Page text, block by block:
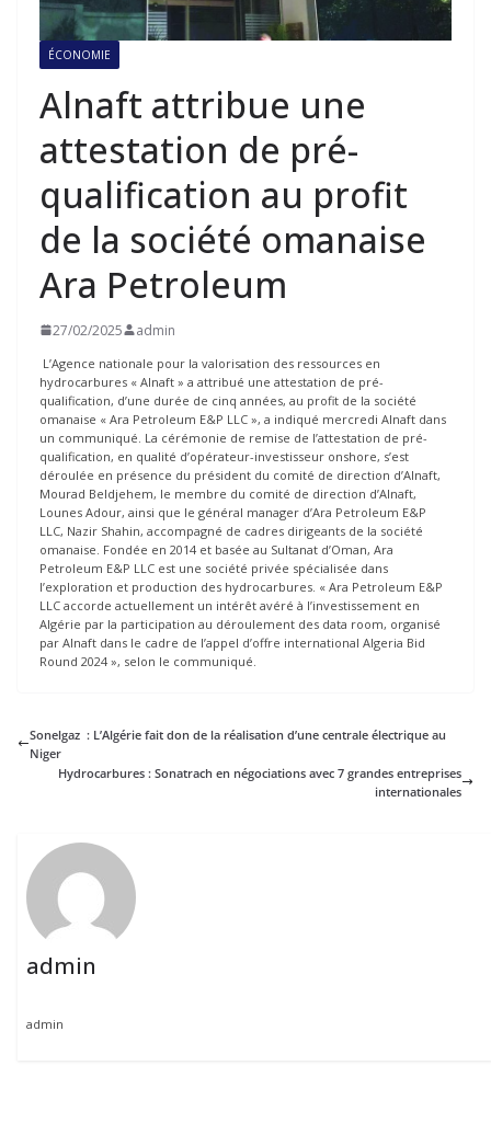
ÉCONOMIE
Alnaft attribue une
attestation de pré-
qualification au profit
de la société omanaise
Ara Petroleum
27/02/2025 admin
L’Agence nationale pour la valorisation des ressources en
hydrocarbures « Alnaft » a attribué une attestation de pré-
qualification, d’une durée de cinq années, au profit de la société
omanaise « Ara Petroleum E&P LLC », a indiqué mercredi Alnaft dans
un communiqué. La cérémonie de remise de l’attestation de pré-
qualification, en qualité d’opérateur-investisseur onshore, s’est
déroulée en présence du président du comité de direction d’Alnaft,
Mourad Beldjehem, le membre du comité de direction d’Alnaft,
Lounes Adour, ainsi que le général manager d’Ara Petroleum E&P
LLC, Nazir Shahin, accompagné de cadres dirigeants de la société
omanaise. Fondée en 2014 et basée au Sultanat d’Oman, Ara
Petroleum E&P LLC est une société privée spécialisée dans
l’exploration et production des hydrocarbures. « Ara Petroleum E&P
LLC accorde actuellement un intérêt avéré à l’investissement en
Algérie par la participation au déroulement des data room, organisé
par Alnaft dans le cadre de l’appel d’offre international Algeria Bid
Round 2024 », selon le communiqué.
Sonelgaz : L’Algérie fait don de la réalisation d’une centrale électrique au
Niger
Hydrocarbures : Sonatrach en négociations avec 7 grandes entreprises
internationales
admin
admin